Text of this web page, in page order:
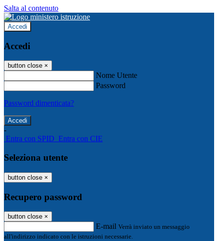
Salta al contenuto
Accedi
Accedi
button close ×
Nome Utente
Password
Password dimenticata?
-
Entra con SPID Entra con CIE
Seleziona utente
button close ×
Recupero password
button close ×
E-mail Verrà inviato un messaggio
all'indirizzo indicato con le istruzioni necessarie.